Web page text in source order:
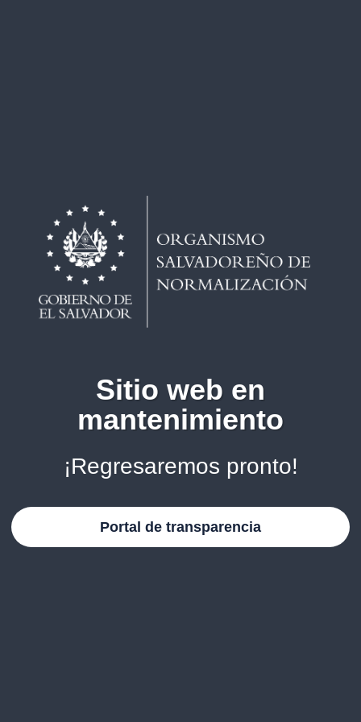
Sitio web en
mantenimiento
¡Regresaremos pronto!
Portal de transparencia